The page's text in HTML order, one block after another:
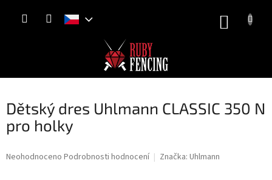
Dětský dres Uhlmann CLASSIC 350 N
pro holky
Průměrné
Neohodnoceno Podrobnosti hodnocení Značka: Uhlmann